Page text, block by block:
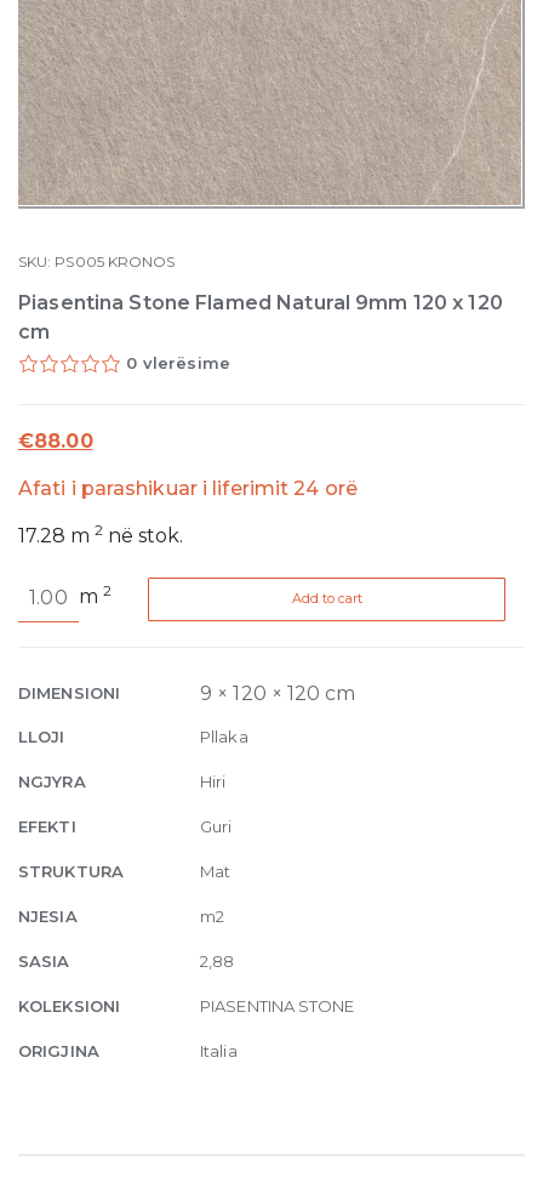
SKU: PS005 KRONOS
Piasentina Stone Flamed Natural 9mm 120 x 120
cm
0 vlerësime
€88.00
Afati i parashikuar i liferimit 24 orë
17.28 m2 në stok.
Stone
9mm
x
120
quantity
m2 Add to cart
DIMENSIONI 9 × 120 × 120 cm
LLOJI Pllaka
NGJYRA Hiri
EFEKTI Guri
STRUKTURA Mat
NJESIA m2
SASIA 2,88
KOLEKSIONI PIASENTINA STONE
ORIGJINA Italia